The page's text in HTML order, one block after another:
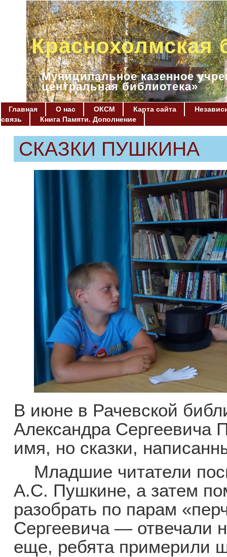
Краснохолмская
Муниципальное казенное
центральная библиотека»
Главная О нас ОКСМ Карта сайта
связь
Книга Памяти. Дополнение
СКАЗКИ ПУШКИНА
В июне в Рачевской
Александра Сергеевича
имя, но сказки,
Младшие читатели
А.С. Пушкине, а затем
разобрать по парам
Сергеевича — отвечали
еще, ребята примерили